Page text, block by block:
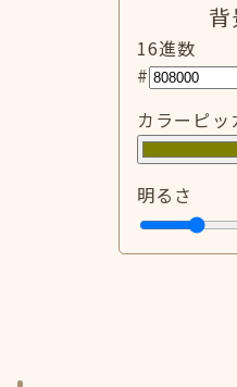
16進数
#
カラーピッ
明るさ